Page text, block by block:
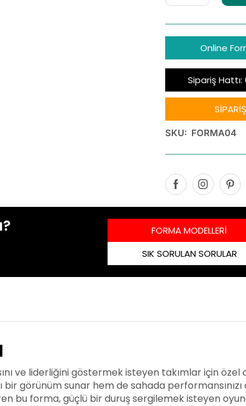
Online
Sipariş Hattı:
SKU: FORMA04
FORMA MODELLERİ
SIK SORULAN SORULAR
ve liderliğini göstermek isteyen takımlar için özel
bir görünüm sunar hem de sahada
bu forma, güçlü bir duruş sergilemek isteyen